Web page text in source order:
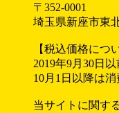
〒352-0001
埼玉県新座市東
【税込価格につ
2019年9月30日
10月1日以降は消
当サイトに関す